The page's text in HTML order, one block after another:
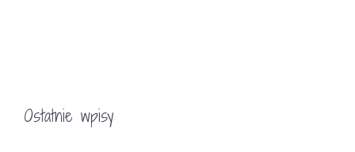
Ostatnie wpisy